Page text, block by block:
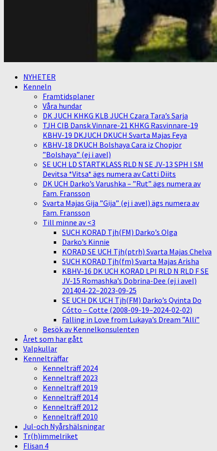
NYHETER
Kenneln
Framtidsplaner
Våra hundar
DK JUCH KHKG KLB JUCH Czara Tara’s Sarja
TJH CIB Dansk Vinnare-21 KHKG Rasvinnare-19
KBHV-19 DKJUCH DKUCH Svarta Majas Feya
KBHV-18 DKUCH Bolshaya Cara iz Chopjor
”Bolshaya” (ej i avel)
SE UCH LD STARTKLASS RLD N SE JV-13 SPH I SM
Devitsa *Vitsa* ägs numera av Catti Diits
DK UCH Darko’s Varushka – ”Rut” ägs numera av
Fam. Fransson
Svarta Majas Gija ”Gija” (ej i avel) ägs numera av
Fam. Fransson
Till minne av <3
SUCH KORAD Tjh(FM) Darko’s Olga
Darko’s Kinnie
KORAD SE UCH Tjh(ptrh) Svarta Majas Chelva
SUCH KORAD Tjh(fm) Svarta Majas Arisha
KBHV-16 DK UCH KORAD LPI RLD N RLD F SE
JV-15 Romashka’s Dobrina-Dee (ej i avel)
201404-22–2023-09-25
SE UCH DK UCH Tjh(FM) Darko’s Qvinta Do
Cótto – Cotte (2008-09-19–2024-02-02)
Falling in Love from Lukaya’s Dream ”Alli”
Besök av Kennelkonsulenten
Året som har gått
Valpkullar
Kennelträffar
Kennelträff 2024
Kennelträff 2023
Kennelträff 2019
Kennelträff 2014
Kennelträff 2012
Kennelträff 2010
Jul-och Nyårshälsningar
Tr(h)immelriket
Flisan 4